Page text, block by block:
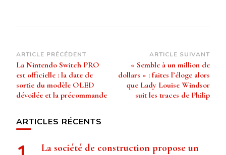
Navigation
d’article
ARTICLE PRÉCÉDENT
La Nintendo Switch PRO
est officielle : la date de
sortie du modèle OLED
dévoilée et la précommande
ARTICLE SUIVANT
« Semble à un million de
dollars » : faites l’éloge alors
que Lady Louise Windsor
suit les traces de Philip
ARTICLES RÉCENTS
La société de construction propose un